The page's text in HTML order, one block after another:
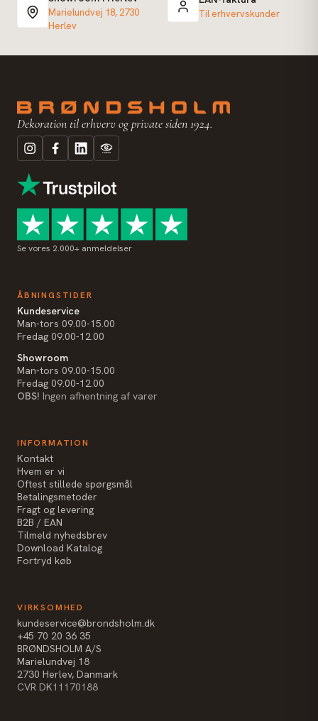
Marielundvej 18, 2730
Herlev
Til erhvervskunder
Dekoration til erhverv og private siden 1924.
Se vores 2.000+ anmeldelser
ÅBNINGSTIDER
Kundeservice
Man-tors 09.00-15.00
Fredag 09.00-12.00
Showroom
Man-tors 09.00-15.00
Fredag 09.00-12.00
OBS! Ingen afhentning af varer
INFORMATION
Kontakt
Hvem er vi
Oftest stillede spørgsmål
Betalingsmetoder
Fragt og levering
B2B / EAN
Tilmeld nyhedsbrev
Download Katalog
Fortryd køb
VIRKSOMHED
kundeservice@brondsholm.dk
+45 70 20 36 35
BRØNDSHOLM A/S
Marielundvej 18
2730 Herlev, Danmark
CVR DK11170188